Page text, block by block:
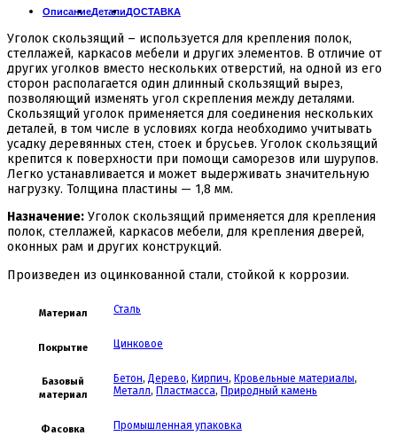
ОписаниеДеталиДОСТАВКА
Уголок скользящий – используется для крепления полок,
стеллажей, каркасов мебели и других элементов. В отличие от
других уголков вместо нескольких отверстий, на одной из его
сторон располагается один длинный скользящий вырез,
позволяющий изменять угол скрепления между деталями.
Скользящий уголок применяется для соединения нескольких
деталей, в том числе в условиях когда необходимо учитывать
усадку деревянных стен, стоек и брусьев. Уголок скользящий
крепится к поверхности при помощи саморезов или шурупов.
Легко устанавливается и может выдерживать значительную
нагрузку. Толщина пластины — 1,8 мм.
Назначение: Уголок скользящий применяется для крепления
полок, стеллажей, каркасов мебели, для крепления дверей,
оконных рам и других конструкций.
Произведен из оцинкованной стали, стойкой к коррозии.
Материал Сталь
Покрытие Цинковое
Базовый
материал
Бетон,Дерево,Кирпич,Кровельные материалы,
Металл,Пластмасса,Природный камень
Фасовка Промышленная упаковка